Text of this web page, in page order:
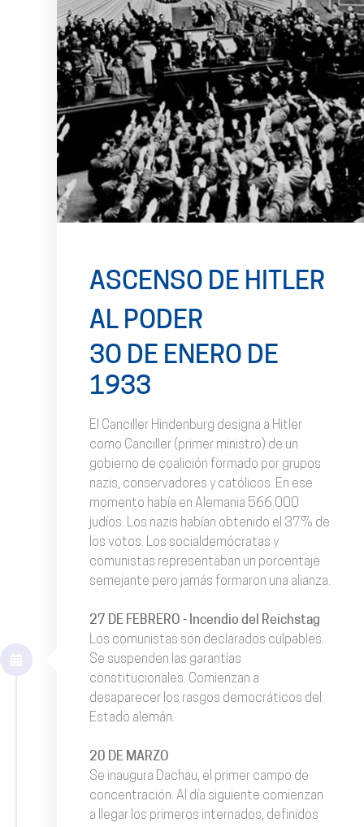
ASCENSO DE HITLER
AL PODER
3O DE ENERO DE
1933
El Canciller Hindenburg designa a Hitler
como Canciller (primer ministro) de un
gobierno de coalición formado por grupos
nazis, conservadores y católicos. En ese
momento había en Alemania 566.000
judíos. Los nazis habían obtenido el 37% de
los votos. Los socialdemócratas y
comunistas representaban un porcentaje
semejante pero jamás formaron una alianza.
27 DE FEBRERO - Incendio del Reichstag
Los comunistas son declarados culpables.
Se suspenden las garantías
constitucionales. Comienzan a
desaparecer los rasgos democráticos del
Estado alemán.
20 DE MARZO
Se inaugura Dachau, el primer campo de
concentración. Al día siguiente comienzan
a llegar los primeros internados, definidos